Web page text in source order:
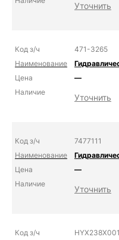
Уточнить
471-3265
—
Уточнить
7477111
—
Уточнить